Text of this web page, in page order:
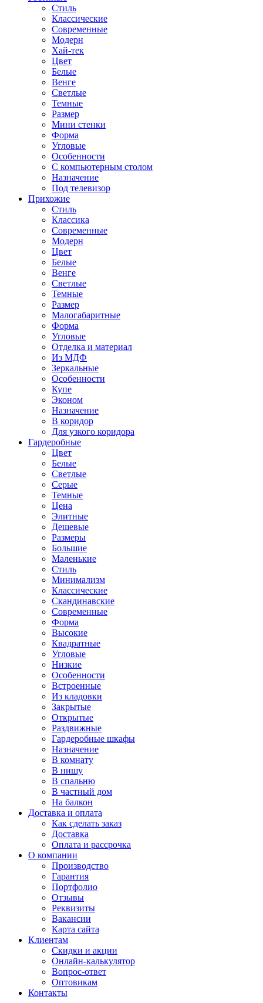
Стиль
Классические
Современные
Модерн
Хай-тек
Цвет
Белые
Венге
Светлые
Темные
Размер
Мини стенки
Форма
Угловые
Особенности
С компьютерным столом
Назначение
Под телевизор
Прихожие
Стиль
Классика
Современные
Модерн
Цвет
Белые
Венге
Светлые
Темные
Размер
Малогабаритные
Форма
Угловые
Отделка и материал
Из МДФ
Зеркальные
Особенности
Купе
Эконом
Назначение
В коридор
Для узкого коридора
Гардеробные
Цвет
Белые
Светлые
Серые
Темные
Цена
Элитные
Дешевые
Размеры
Большие
Маленькие
Стиль
Минимализм
Классические
Скандинавские
Современные
Форма
Высокие
Квадратные
Угловые
Низкие
Особенности
Встроенные
Из кладовки
Закрытые
Открытые
Раздвижные
Гардеробные шкафы
Назначение
В комнату
В нишу
В спальню
В частный дом
На балкон
Доставка и оплата
Как сделать заказ
Доставка
Оплата и рассрочка
О компании
Производство
Гарантия
Портфолио
Отзывы
Реквизиты
Вакансии
Карта сайта
Клиентам
Скидки и акции
Онлайн-калькулятор
Вопрос-ответ
Оптовикам
Контакты